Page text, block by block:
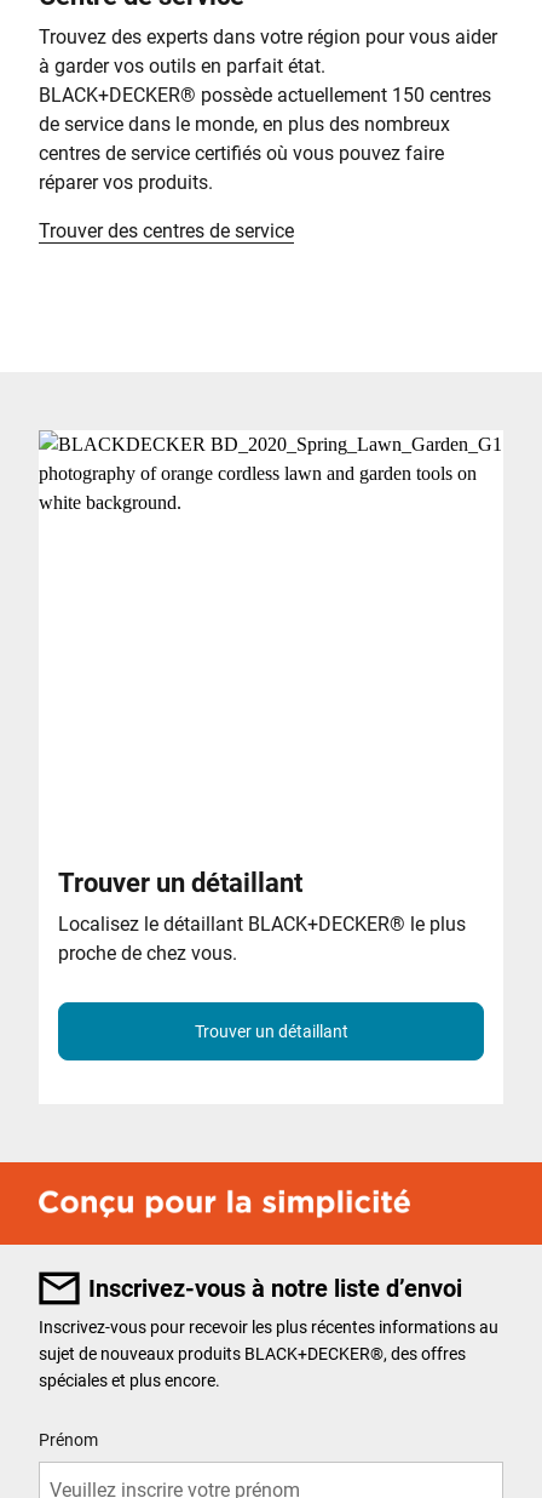
Trouvez des experts dans votre région pour vous aider
à garder vos outils en parfait état.
BLACK+DECKER® possède actuellement 150 centres
de service dans le monde, en plus des nombreux
centres de service certifiés où vous pouvez faire
réparer vos produits.
Trouver des centres de service
Trouver un détaillant
Localisez le détaillant BLACK+DECKER® le plus
proche de chez vous.
Trouver un détaillant
Inscrivez-vous à notre liste d’envoi
Inscrivez-vous pour recevoir les plus récentes informations au
sujet de nouveaux produits BLACK+DECKER®, des offres
spéciales et plus encore.
Prénom